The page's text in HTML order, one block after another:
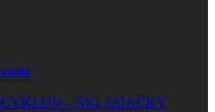
– SKLADAČKY